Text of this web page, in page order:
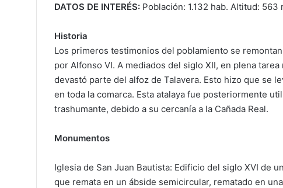
DATOS DE INTERÉS: Población: 1.132 hab. Altitud: 563
Historia
Los primeros testimonios del poblamiento se
por Alfonso VI. A mediados del siglo XII, en plena
devastó parte del alfoz de Talavera. Esto hizo que se
en toda la comarca. Esta atalaya fue posteriormente
trashumante, debido a su cercanía a la Cañada Real.
Monumentos
Iglesia de San Juan Bautista: Edificio del siglo XVI de
que remata en un ábside semicircular, rematado en